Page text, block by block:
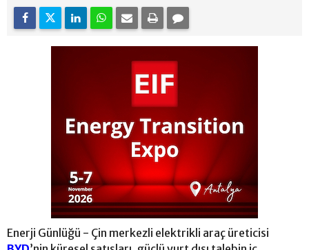
Enerji Günlüğü - Çin merkezli elektrikli araç üreticisi